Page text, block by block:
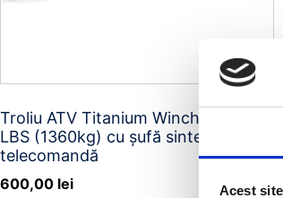
Acest
Troliu ATV Titanium Winch J8 3000
LBS (1360kg) cu șufă sintetică și
telecomandă
600,00 lei